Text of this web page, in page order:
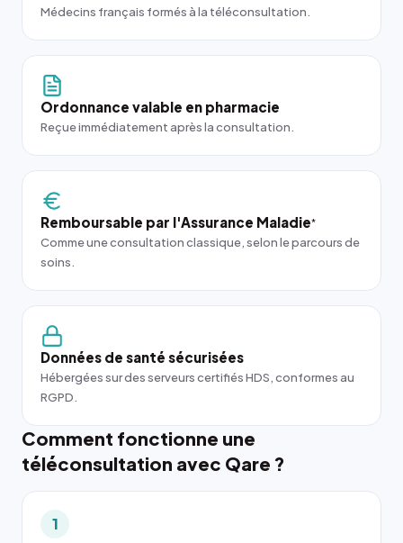
Médecins français formés à la téléconsultation.
Ordonnance valable en pharmacie
Reçue immédiatement après la consultation.
Remboursable par l'Assurance Maladie*
Comme une consultation classique, selon le parcours de
soins.
Données de santé sécurisées
Hébergées sur des serveurs certifiés HDS, conformes au
RGPD.
Comment fonctionne une
téléconsultation avec Qare ?
1